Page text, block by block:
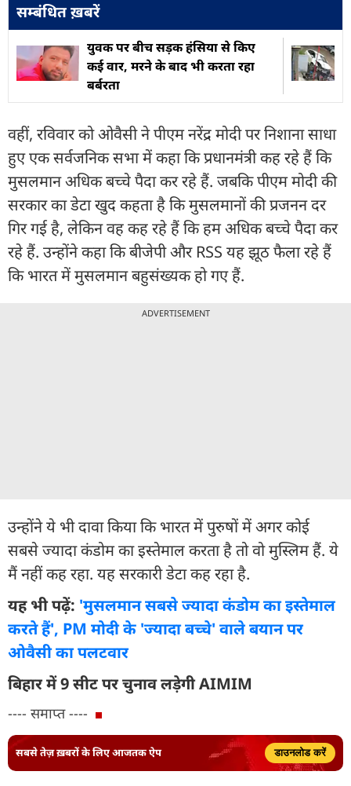
सम्बंधित ख़बरें
युवक पर बीच सड़क हंसिया से किए
कई वार, मरने के बाद भी करता रहा
बर्बरता
वहीं, रविवार को ओवैसी ने पीएम नरेंद्र मोदी पर निशाना साधा
हुए एक सर्वजनिक सभा में कहा कि प्रधानमंत्री कह रहे हैं कि
मुसलमान अधिक बच्चे पैदा कर रहे हैं. जबकि पीएम मोदी की
सरकार का डेटा खुद कहता है कि मुसलमानों की प्रजनन दर
गिर गई है, लेकिन वह कह रहे हैं कि हम अधिक बच्चे पैदा कर
रहे हैं. उन्होंने कहा कि बीजेपी और RSS यह झूठ फैला रहे हैं
कि भारत में मुसलमान बहुसंख्यक हो गए हैं.
ADVERTISEMENT
उन्होंने ये भी दावा किया कि भारत में पुरुषों में अगर कोई
सबसे ज्यादा कंडोम का इस्तेमाल करता है तो वो मुस्लिम हैं. ये
मैं नहीं कह रहा. यह सरकारी डेटा कह रहा है.
यह भी पढ़ें: 'मुसलमान सबसे ज्यादा कंडोम का इस्तेमाल
करते हैं', PM मोदी के 'ज्यादा बच्चे' वाले बयान पर
ओवैसी का पलटवार
बिहार में 9 सीट पर चुनाव लड़ेगी AIMIM
---- समाप्त ----
सबसे तेज़ ख़बरों के लिए आजतक ऐप डाउनलोड करें